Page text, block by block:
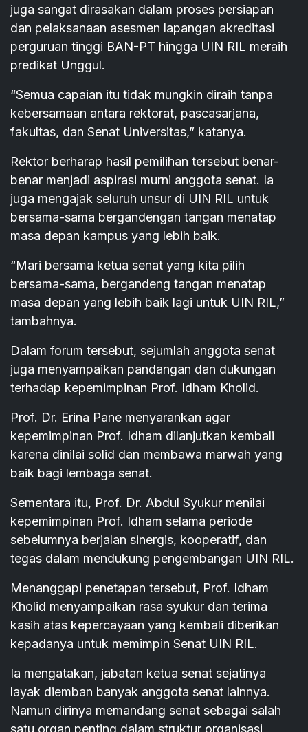
juga sangat dirasakan dalam proses persiapan
dan pelaksanaan asesmen lapangan akreditasi
perguruan tinggi BAN-PT hingga UIN RIL meraih
predikat Unggul.
“Semua capaian itu tidak mungkin diraih tanpa
kebersamaan antara rektorat, pascasarjana,
fakultas, dan Senat Universitas,” katanya.
Rektor berharap hasil pemilihan tersebut benar-
benar menjadi aspirasi murni anggota senat. Ia
juga mengajak seluruh unsur di UIN RIL untuk
bersama-sama bergandengan tangan menatap
masa depan kampus yang lebih baik.
“Mari bersama ketua senat yang kita pilih
bersama-sama, bergandeng tangan menatap
masa depan yang lebih baik lagi untuk UIN RIL,”
tambahnya.
Dalam forum tersebut, sejumlah anggota senat
juga menyampaikan pandangan dan dukungan
terhadap kepemimpinan Prof. Idham Kholid.
Prof. Dr. Erina Pane menyarankan agar
kepemimpinan Prof. Idham dilanjutkan kembali
karena dinilai solid dan membawa marwah yang
baik bagi lembaga senat.
Sementara itu, Prof. Dr. Abdul Syukur menilai
kepemimpinan Prof. Idham selama periode
sebelumnya berjalan sinergis, kooperatif, dan
tegas dalam mendukung pengembangan UIN RIL.
Menanggapi penetapan tersebut, Prof. Idham
Kholid menyampaikan rasa syukur dan terima
kasih atas kepercayaan yang kembali diberikan
kepadanya untuk memimpin Senat UIN RIL.
Ia mengatakan, jabatan ketua senat sejatinya
layak diemban banyak anggota senat lainnya.
Namun dirinya memandang senat sebagai salah